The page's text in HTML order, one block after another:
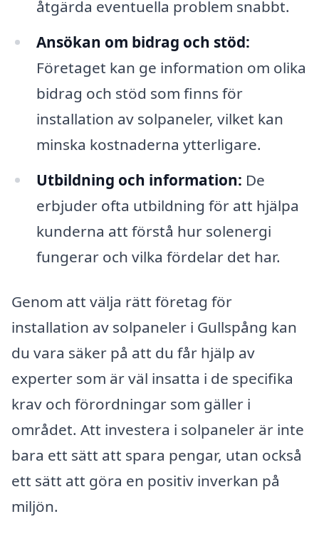
åtgärda eventuella problem snabbt.
Ansökan om bidrag och stöd:
Företaget kan ge information om olika
bidrag och stöd som finns för
installation av solpaneler, vilket kan
minska kostnaderna ytterligare.
Utbildning och information: De
erbjuder ofta utbildning för att hjälpa
kunderna att förstå hur solenergi
fungerar och vilka fördelar det har.
Genom att välja rätt företag för
installation av solpaneler i Gullspång kan
du vara säker på att du får hjälp av
experter som är väl insatta i de specifika
krav och förordningar som gäller i
området. Att investera i solpaneler är inte
bara ett sätt att spara pengar, utan också
ett sätt att göra en positiv inverkan på
miljön.